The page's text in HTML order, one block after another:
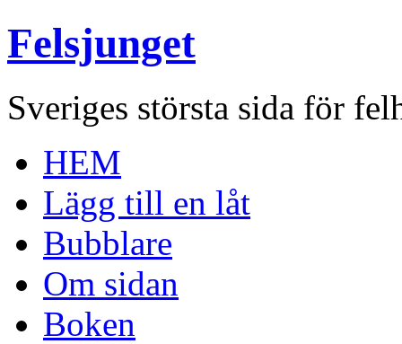
Felsjunget
Sveriges största sida för
HEM
Lägg till en låt
Bubblare
Om sidan
Boken